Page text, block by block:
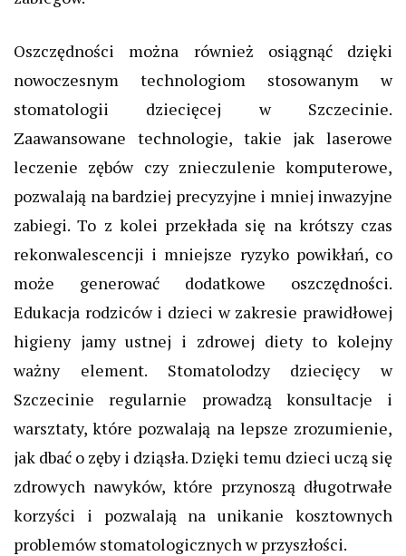
Oszczędności można również osiągnąć dzięki
nowoczesnym technologiom stosowanym w
stomatologii dziecięcej w Szczecinie.
Zaawansowane technologie, takie jak laserowe
leczenie zębów czy znieczulenie komputerowe,
pozwalają na bardziej precyzyjne i mniej inwazyjne
zabiegi. To z kolei przekłada się na krótszy czas
rekonwalescencji i mniejsze ryzyko powikłań, co
może generować dodatkowe oszczędności.
Edukacja rodziców i dzieci w zakresie prawidłowej
higieny jamy ustnej i zdrowej diety to kolejny
ważny element. Stomatolodzy dziecięcy w
Szczecinie regularnie prowadzą konsultacje i
warsztaty, które pozwalają na lepsze zrozumienie,
jak dbać o zęby i dziąsła. Dzięki temu dzieci uczą się
zdrowych nawyków, które przynoszą długotrwałe
korzyści i pozwalają na unikanie kosztownych
problemów stomatologicznych w przyszłości.